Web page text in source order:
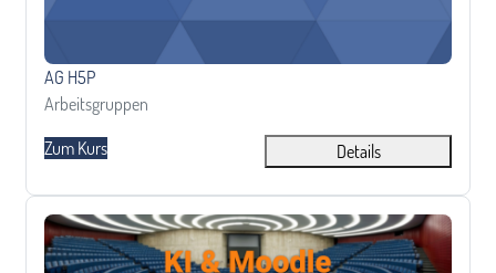
Kursname
AG H5P
Kursbereich
Arbeitsgruppen
Zum Kurs
Details
AG Künstliche Intelligenz (KI) &amp; Moodle